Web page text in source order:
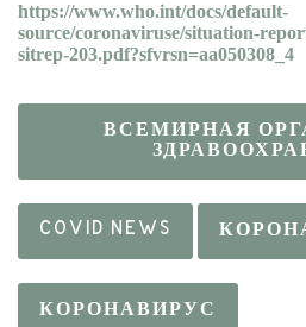
https://www.who.int/docs/default-
source/coronaviruse/situation-
sitrep-203.pdf?sfvrsn=aa050308_4
ВСЕМИРНАЯ
COVID NEWS
КОРОНАВИРУС